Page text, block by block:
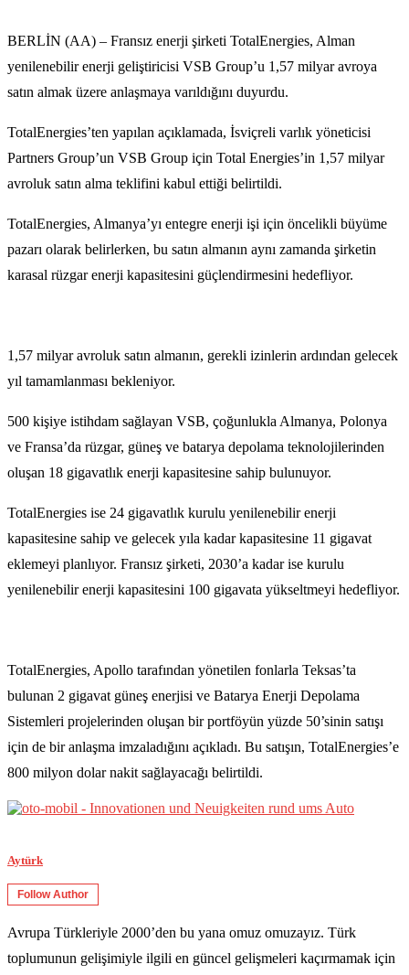
BERLİN (AA) – Fransız enerji şirketi TotalEnergies, Alman
yenilenebilir enerji geliştiricisi VSB Group’u 1,57 milyar avroya
satın almak üzere anlaşmaya varıldığını duyurdu.
TotalEnergies’ten yapılan açıklamada, İsviçreli varlık yöneticisi
Partners Group’un VSB Group için Total Energies’in 1,57 milyar
avroluk satın alma teklifini kabul ettiği belirtildi.
TotalEnergies, Almanya’yı entegre enerji işi için öncelikli büyüme
pazarı olarak belirlerken, bu satın almanın aynı zamanda şirketin
karasal rüzgar enerji kapasitesini güçlendirmesini hedefliyor.
1,57 milyar avroluk satın almanın, gerekli izinlerin ardından gelecek
yıl tamamlanması bekleniyor.
500 kişiye istihdam sağlayan VSB, çoğunlukla Almanya, Polonya
ve Fransa’da rüzgar, güneş ve batarya depolama teknolojilerinden
oluşan 18 gigavatlık enerji kapasitesine sahip bulunuyor.
TotalEnergies ise 24 gigavatlık kurulu yenilenebilir enerji
kapasitesine sahip ve gelecek yıla kadar kapasitesine 11 gigavat
eklemeyi planlıyor. Fransız şirketi, 2030’a kadar ise kurulu
yenilenebilir enerji kapasitesini 100 gigavata yükseltmeyi hedefliyor.
TotalEnergies, Apollo tarafından yönetilen fonlarla Teksas’ta
bulunan 2 gigavat güneş enerjisi ve Batarya Enerji Depolama
Sistemleri projelerinden oluşan bir portföyün yüzde 50’sinin satışı
için de bir anlaşma imzaladığını açıkladı. Bu satışın, TotalEnergies’e
800 milyon dolar nakit sağlayacağı belirtildi.
Aytürk
Follow Author
Avrupa Türkleriyle 2000’den bu yana omuz omuzayız. Türk
toplumunun gelişimiyle ilgili en güncel gelişmeleri kaçırmamak için